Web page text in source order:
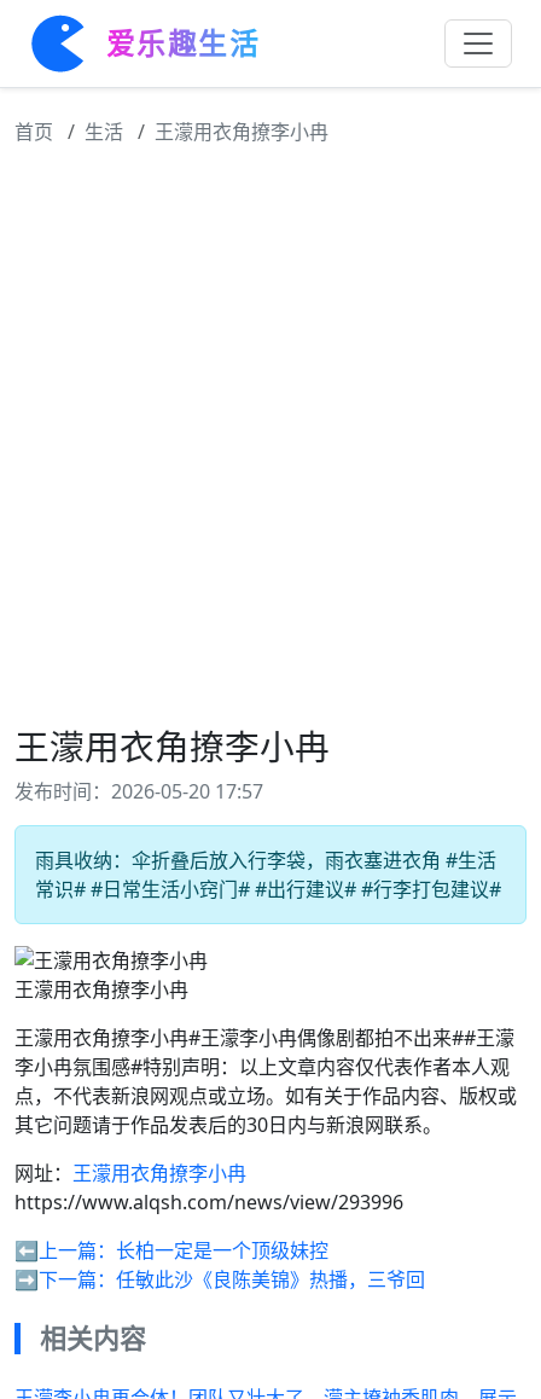
爱乐趣生活
首页 生活 王濛用衣角撩李小冉
王濛用衣角撩李小冉
发布时间：2026-05-20 17:57
雨具收纳：伞折叠后放入行李袋，雨衣塞进衣角 #生活
常识# #日常生活小窍门# #出行建议# #行李打包建议#
王濛用衣角撩李小冉
王濛用衣角撩李小冉#王濛李小冉偶像剧都拍不出来##王濛
李小冉氛围感#特别声明：以上文章内容仅代表作者本人观
点，不代表新浪网观点或立场。如有关于作品内容、版权或
其它问题请于作品发表后的30日内与新浪网联系。
网址： 王濛用衣角撩李小冉
https://www.alqsh.com/news/view/293996
⬅️上一篇： 长柏一定是一个顶级妹控
➡️下一篇： 任敏此沙《良陈美锦》热播，三爷回
相关内容